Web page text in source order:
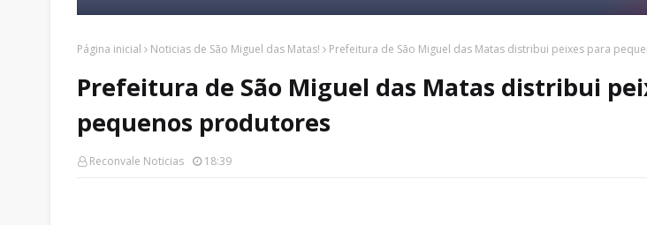
Página inicial Noticias de São Miguel das Matas! Prefeitura de São Miguel das Matas distribui peixes para
Prefeitura de São Miguel das Matas distribui
pequenos produtores
Reconvale Noticias 18:39